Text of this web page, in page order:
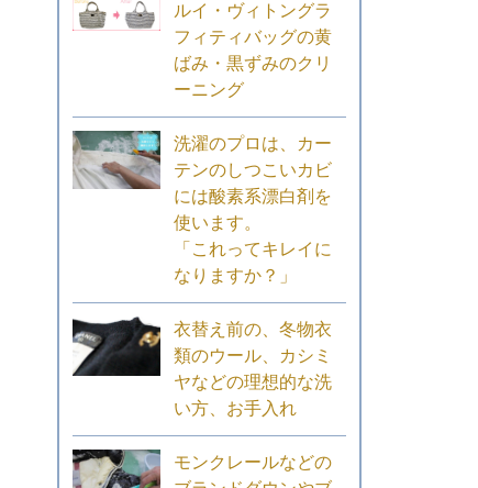
ルイ・ヴィトングラ
フィティバッグの黄
ばみ・黒ずみのクリ
ーニング
洗濯のプロは、カー
テンのしつこいカビ
には酸素系漂白剤を
使います。
「これってキレイに
なりますか？」
衣替え前の、冬物衣
類のウール、カシミ
ヤなどの理想的な洗
い方、お手入れ
モンクレールなどの